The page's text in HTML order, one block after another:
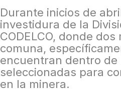
Durante inicios de
investidura de la
CODELCO, donde
comuna,
encuentran dentro de
seleccionadas para
en la minera.